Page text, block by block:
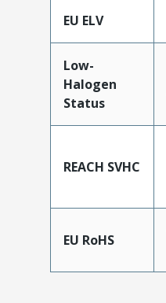
EU ELV
Low-
Halogen
Status
REACH SVHC
EU RoHS